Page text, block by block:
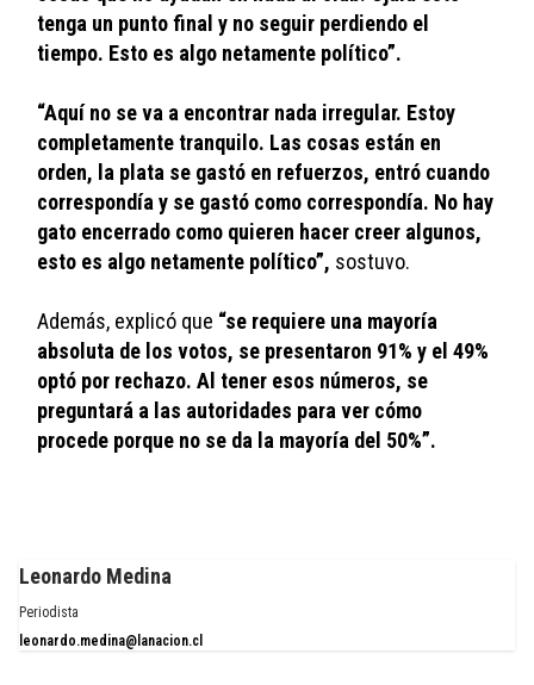
tenga un punto final y no seguir perdiendo el
tiempo. Esto es algo netamente político”.
“Aquí no se va a encontrar nada irregular. Estoy
completamente tranquilo. Las cosas están en
orden, la plata se gastó en refuerzos, entró cuando
correspondía y se gastó como correspondía. No hay
gato encerrado como quieren hacer creer algunos,
esto es algo netamente político”, sostuvo.
Además, explicó que “se requiere una mayoría
absoluta de los votos, se presentaron 91% y el 49%
optó por rechazo. Al tener esos números, se
preguntará a las autoridades para ver cómo
procede porque no se da la mayoría del 50%”.
Leonardo Medina
Periodista
leonardo.medina@lanacion.cl